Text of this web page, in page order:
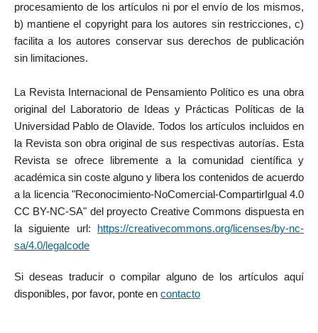
procesamiento de los artículos ni por el envío de los mismos,
b) mantiene el copyright para los autores sin restricciones, c)
facilita a los autores conservar sus derechos de publicación
sin limitaciones.
La Revista Internacional de Pensamiento Político es una obra
original del Laboratorio de Ideas y Prácticas Políticas de la
Universidad Pablo de Olavide. Todos los artículos incluidos en
la Revista son obra original de sus respectivas autorías. Esta
Revista se ofrece libremente a la comunidad científica y
académica sin coste alguno y libera los contenidos de acuerdo
a la licencia "Reconocimiento-NoComercial-CompartirIgual 4.0
CC BY-NC-SA" del proyecto Creative Commons dispuesta en
la siguiente url:
https://creativecommons.org/licenses/by-nc-
sa/4.0/legalcode
Si deseas traducir o compilar alguno de los artículos aquí
disponibles, por favor, ponte en contacto